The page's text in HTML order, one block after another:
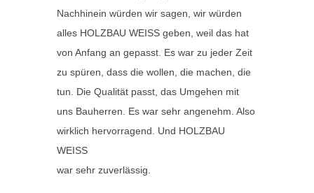
Nachhinein würden wir sagen, wir würden
alles HOLZBAU WEISS geben, weil das hat
von Anfang an gepasst. Es war zu jeder Zeit
zu spüren, dass die wollen, die machen, die
tun. Die Qualität passt, das Umgehen mit
uns Bauherren. Es war sehr angenehm. Also
wirklich hervorragend. Und HOLZBAU
WEISS
war sehr zuverlässig.